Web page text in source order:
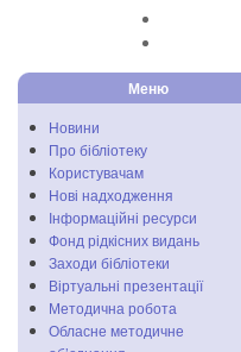
Меню
Новини
Про бібліотеку
Користувачам
Нові надходження
Інформаційні ресурси
Фонд рідкісних видань
Заходи бібліотеки
Віртуальні презентації
Методична робота
Обласне методичне